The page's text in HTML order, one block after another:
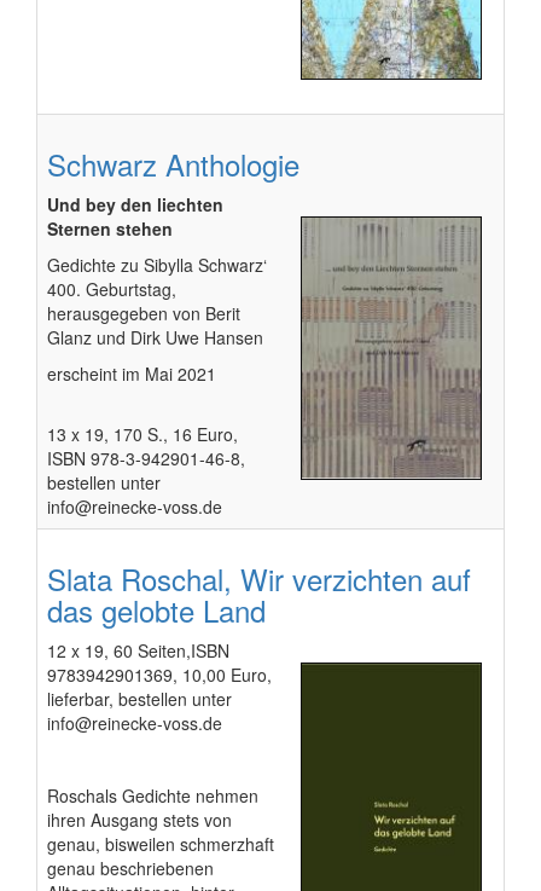
Schwarz Anthologie
Und bey den liechten
Sternen stehen
Gedichte zu Sibylla Schwarz‘
400. Geburtstag,
herausgegeben von Berit
Glanz und Dirk Uwe Hansen
erscheint im Mai 2021
13 x 19, 170 S., 16 Euro,
ISBN 978-3-942901-46-8,
bestellen unter
info@reinecke-voss.de
Slata Roschal, Wir verzichten auf
das gelobte Land
12 x 19, 60 Seiten,ISBN
9783942901369, 10,00 Euro,
lieferbar, bestellen unter
info@reinecke-voss.de
Roschals Gedichte nehmen
ihren Ausgang stets von
genau, bisweilen schmerzhaft
genau beschriebenen